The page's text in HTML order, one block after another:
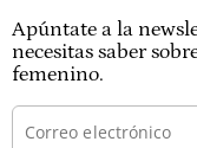
Apúntate a la
necesitas saber
femenino.